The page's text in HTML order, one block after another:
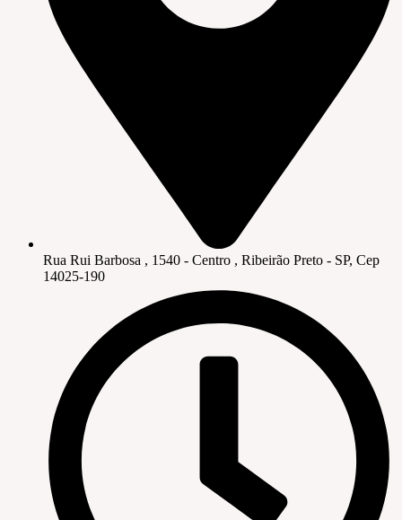
Rua Rui Barbosa , 1540 - Centro , Ribeirão Preto - SP, Cep
14025-190